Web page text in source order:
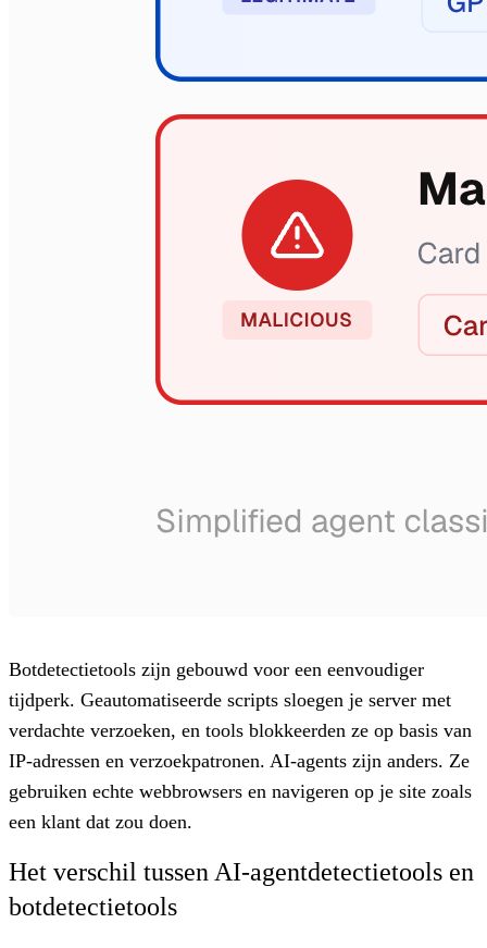
Botdetectietools zijn gebouwd voor een eenvoudiger
tijdperk. Geautomatiseerde scripts sloegen je server met
verdachte verzoeken, en tools blokkeerden ze op basis van
IP-adressen en verzoekpatronen. AI-agents zijn anders. Ze
gebruiken echte webbrowsers en navigeren op je site zoals
een klant dat zou doen.
Het verschil tussen AI-agentdetectietools en
botdetectietools